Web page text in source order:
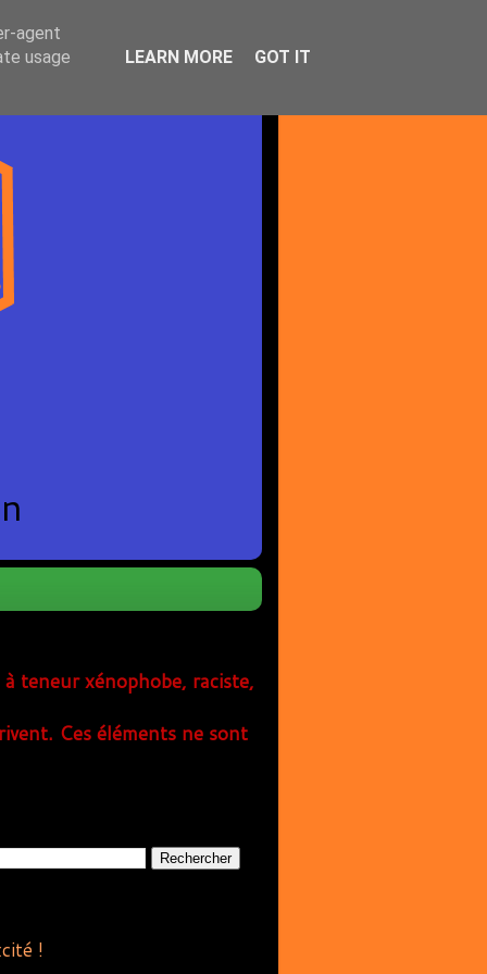
teneur xénophobe, raciste,
Ces éléments ne sont
!
agent
usage
LEARN MORE GOT IT